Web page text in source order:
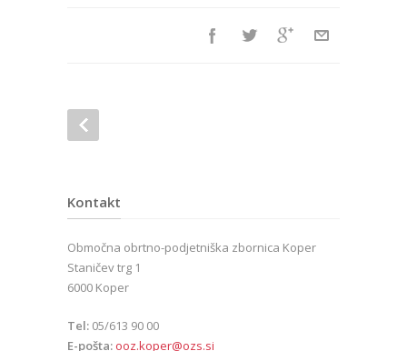
Kontakt
Območna obrtno-podjetniška zbornica Koper
Staničev trg 1
6000 Koper
Tel: 05/613 90 00
E-pošta: ooz.koper@ozs.si